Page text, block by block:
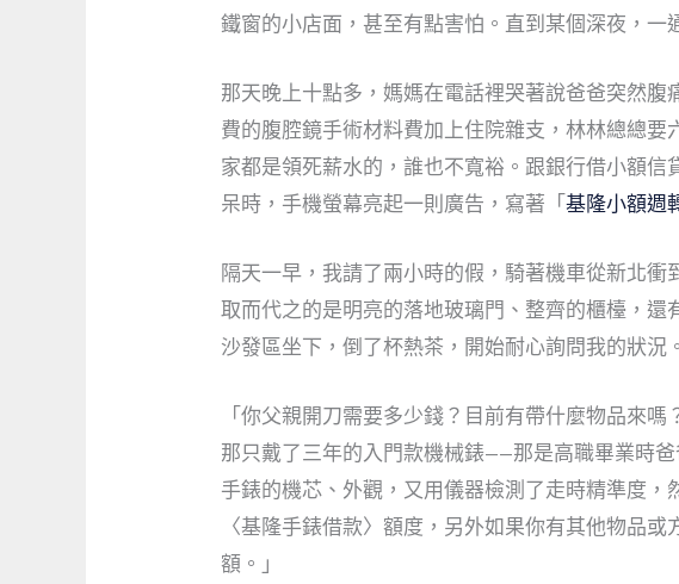
鐵窗的小店面，甚至有點害怕。直到某個深夜，一
那天晚上十點多，媽媽在電話裡哭著說爸爸突然
費的腹腔鏡手術材料費加上住院雜支，林林總總
家都是領死薪水的，誰也不寬裕。跟銀行借小額
呆時，手機螢幕亮起一則廣告，寫著「基隆小額週
隔天一早，我請了兩小時的假，騎著機車從新北
取而代之的是明亮的落地玻璃門、整齊的櫃檯，
沙發區坐下，倒了杯熱茶，開始耐心詢問我的狀況。
「你父親開刀需要多少錢？目前有帶什麼物品來
那只戴了三年的入門款機械錶——那是高職畢業時
手錶的機芯、外觀，又用儀器檢測了走時精準度
〈基隆手錶借款〉額度，另外如果你有其他物品
額。」